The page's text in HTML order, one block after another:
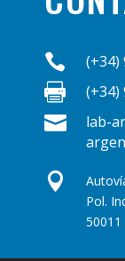
 (+34)
 (+34)

lab-

Pol.
50011